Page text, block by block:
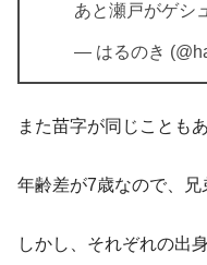
あと瀬戸がゲシ
— はるのき
また苗字が同じことも
年齢差が7歳なので、兄
しかし、それぞれの出